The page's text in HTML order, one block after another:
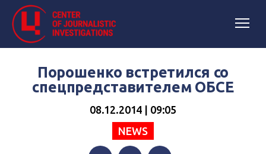
Порошенко встретился со
спецпредставителем ОБСЕ
08.12.2014 | 09:05
NEWS